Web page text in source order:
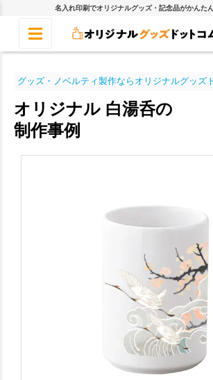
名入れ印刷でオリジナルグッズ・記念品がかんた
グッズ・ノベルティ製作ならオリジナルグッズ
オリジナル 白湯呑の
制作事例